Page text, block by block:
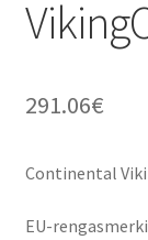
291.06€
Continental
EU-